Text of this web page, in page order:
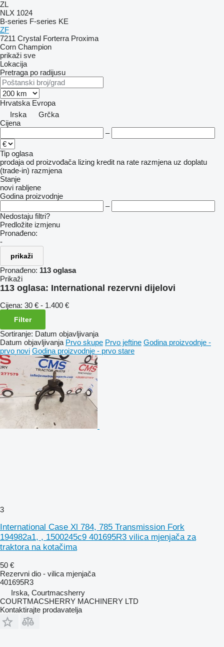
ZL
NLX 1024
B-series F-series KE
ZF
7211 Crystal Forterra Proxima
Corn Champion
prikaži sve
Lokacija
Pretraga po radijusu
Hrvatska Evropa
Irska
Grčka
Cijena
–
Tip oglasa
prodaja od proizvođača lizing kredit na rate razmjena uz doplatu
(trade-in) razmjena
Stanje
novi rabljene
Godina proizvodnje
–
Nedostaju filtri?
Predložite izmjenu
Pronađeno:
-
prikaži
Pronađeno: 113 oglasa
Prikaži
113 oglasa: International rezervni dijelovi
Cijena: 30 € - 1.400 €
Filter
Sortiranje: Datum objavljivanja
Datum objavljivanja Prvo skupe Prvo jeftine Godina proizvodnje -
prvo novi Godina proizvodnje - prvo stare
3
International Case Xl 784, 785 Transmission Fork
194982a1, , 1500245c9 401695R3 vilica mjenjača za
traktora na kotačima
50 €
Rezervni dio - vilica mjenjača
401695R3
Irska, Courtmacsherry
COURTMACSHERRY MACHINERY LTD
Kontaktirajte prodavatelja